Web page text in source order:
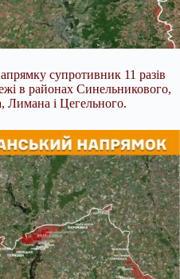
супротивник 11 разів
в районах Синельникового,
Лимана і Цегельного.